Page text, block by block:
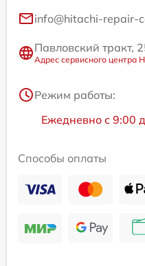
info@hitachi-repair-
Павловский тракт,
Адрес сервисного центра
Режим работы:
Ежедневно с 9:00
Способы оплаты